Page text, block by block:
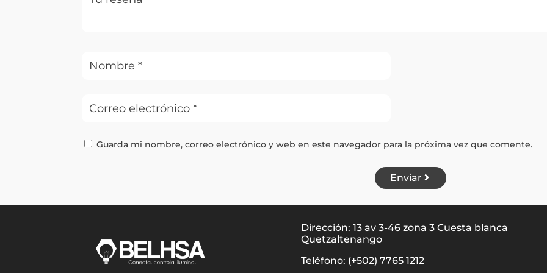
Guarda mi nombre, correo electrónico y web en este navegador para la próxima vez que comente.
Enviar
Dirección: 13 av 3-46 zona 3 Cuesta blanca
Quetzaltenango
Teléfono: (+502) 7765 1212